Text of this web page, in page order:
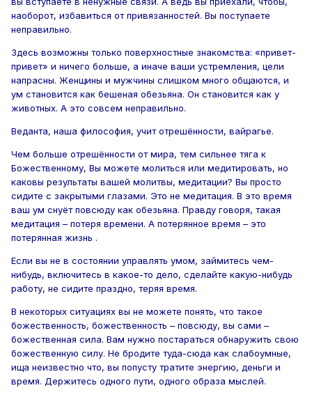
наоборот, избавиться от привязанностей. Вы поступаете
неправильно.
Здесь возможны только поверхностные знакомства: «привет-
привет» и ничего больше, а иначе ваши устремления, цели
напрасны. Женщины и мужчины слишком много общаются, и
ум становится как бешеная обезьяна. Он становится как у
животных. А это совсем неправильно.
Веданта, наша философия, учит отрешённости, вайрагье.
Чем больше отрешённости от мира, тем сильнее тяга к
Божественному, Вы можете молиться или медитировать, но
каковы результаты вашей молитвы, медитации? Вы просто
сидите с закрытыми глазами. Это не медитация. В это время
ваш ум снуёт повсюду как обезьяна. Правду говоря, такая
медитация – потеря времени. А потерянное время – это
потерянная жизнь .
Если вы не в состоянии управлять умом, займитесь чем-
нибудь, включитесь в какое-то дело, сделайте какую-нибудь
работу, не сидите праздно, теряя время.
В некоторых ситуациях вы не можете понять, что такое
божественность, божественность – повсюду, вы сами –
божественная сила. Вам нужно постараться обнаружить свою
божественную силу. Не бродите туда-сюда как слабоумные,
ища неизвестно что, вы попусту тратите энергию, деньги и
время. Держитесь одного пути, одного образа мыслей.